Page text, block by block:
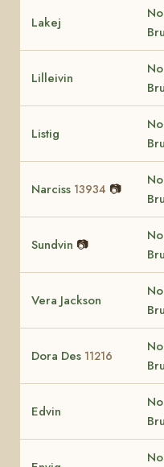
Lakej
Lilleivin
Listig
Narciss 13934 📷
Sundvin 📷
Vera Jackson
Dora Des 11216
Edvin